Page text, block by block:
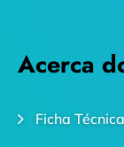
Acerca
Ficha Técnica